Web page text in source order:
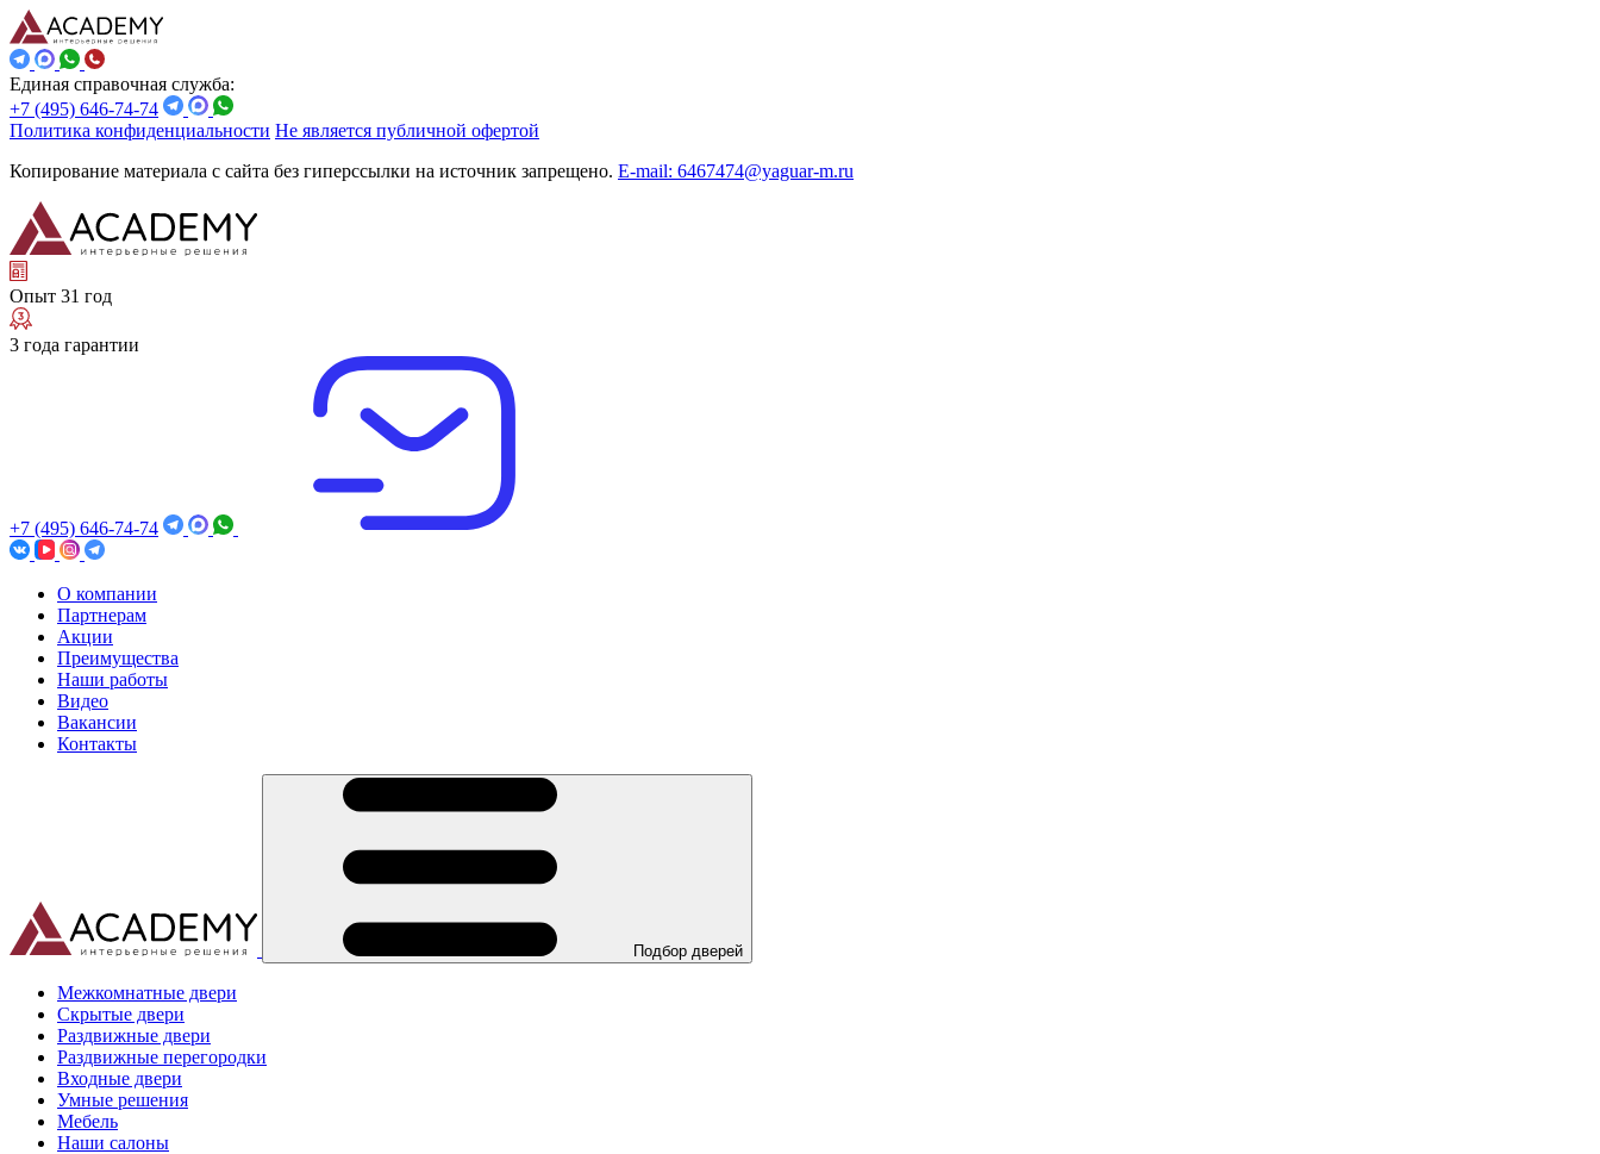
Единая справочная служба:
+7 (495) 646-74-74
Политика конфиденциальности Не является публичной офертой
Копирование материала с сайта без гиперссылки на источник запрещено. E-mail: 6467474@yaguar-m.ru
Опыт 31 год
3 года гарантии
+7 (495) 646-74-74
О компании
Партнерам
Акции
Преимущества
Наши работы
Видео
Вакансии
Контакты
Подбор дверей
Межкомнатные двери
Скрытые двери
Раздвижные двери
Раздвижные перегородки
Входные двери
Умные решения
Мебель
Наши салоны